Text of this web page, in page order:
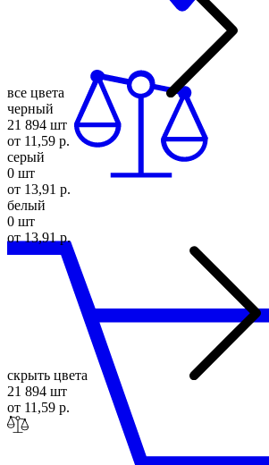
все цвета
черный
21 894 шт
от 11,59 р.
серый
0 шт
от 13,91 р.
белый
0 шт
от 13,91 р.
скрыть цвета
21 894 шт
от 11,59 р.